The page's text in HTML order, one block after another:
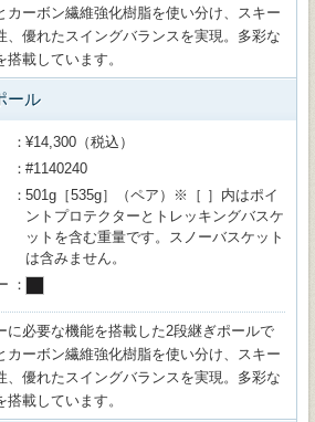
カーボン繊維強化樹脂を使い分け、スキー
、優れたスイングバランスを実現。多彩な
載しています。
ール
¥14,300（税込）
#1140240
501g［535g］（ペア）※［ ］内はポイ
ントプロテクターとトレッキングバスケ
ットを含む重量です。スノーバスケット
は含みません。
に必要な機能を搭載した2段継ぎポールで
カーボン繊維強化樹脂を使い分け、スキー
、優れたスイングバランスを実現。多彩な
載しています。